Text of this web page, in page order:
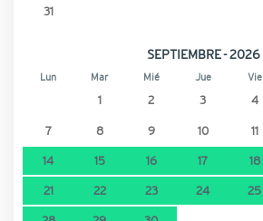
31
SEPTIEMBRE - 2026
Lun Mar Mié Jue Vie
1 2 3 4
7 8 9 10 11
14 15 16 17 18
21 22 23 24 25